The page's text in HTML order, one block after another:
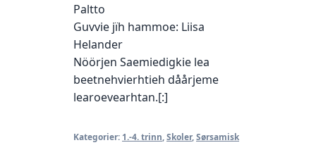
Paltto
Guvvie jïh hammoe: Liisa
Helander
Nöörjen Saemiedigkie lea
beetnehvierhtieh dåårjeme
learoevearhtan.[:]
Kategorier: 1.-4. trinn Skoler, Sørsamisk